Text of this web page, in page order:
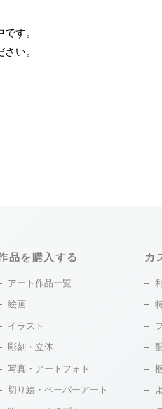
す。
い。
品を購入する
アート作品一覧
絵画
イラスト
彫刻・立体
写真・アートフォト
切り絵・ペーパーアート
カ